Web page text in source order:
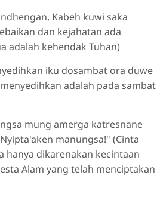
Kabeh kuwi saka
dan kejahatan ada
adalah kehendak Tuhan)
iku dosambat ora duwe
adalah pada sambat
mung amerga katresnane
manungsa!" (Cinta
hanya dikarenakan kecintaan
Alam yang telah menciptakan